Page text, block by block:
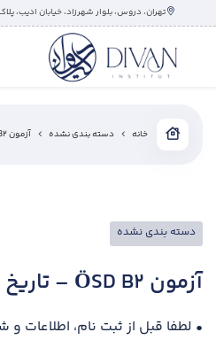
تهران، دروس، بلوار شهرزاد، خیابان ادیب، پلاک
خانه دسته بندی نشده آزمون ÖSD B2 – تاریخ ۲۰ و ۲۱ فروردین
دسته بندی نشده
آزمون ÖSD B2 – تاریخ ۲۰ و ۲۱ فروردین
• لطفا قبل از ثبت نام، اطلاعات و